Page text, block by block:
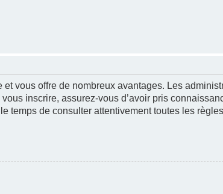
vous offre de nombreux avantages. Les
inscrire, assurez-vous d’avoir pris
temps de consulter attentivement toutes les